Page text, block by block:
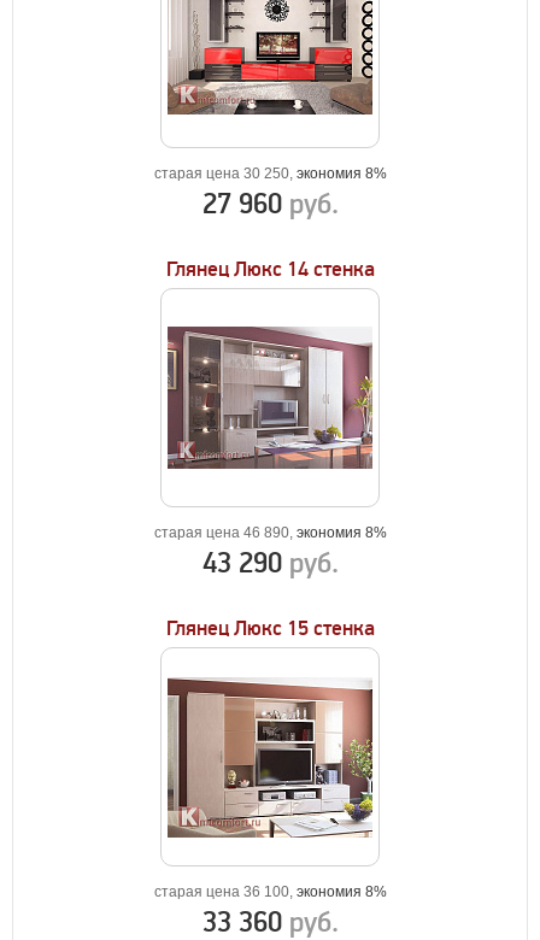
старая цена 30 250, экономия 8%
27 960 руб.
Глянец Люкс 14 стенка
старая цена 46 890, экономия 8%
43 290 руб.
Глянец Люкс 15 стенка
старая цена 36 100, экономия 8%
33 360 руб.